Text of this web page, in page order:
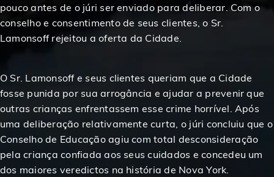
pouco antes de o júri ser enviado para deliberar. Com o
conselho e consentimento de seus clientes, o Sr.
Lamonsoff rejeitou a oferta da Cidade.
O Sr. Lamonsoff e seus clientes queriam que a Cidade
fosse punida por sua arrogância e ajudar a prevenir que
outras crianças enfrentassem esse crime horrível. Após
uma deliberação relativamente curta, o júri concluiu que o
Conselho de Educação agiu com total desconsideração
pela criança confiada aos seus cuidados e concedeu um
dos maiores veredictos na história de Nova York.
$1,700,000
Concedido à vítima de um caso de acidente de
escorregão e queda
$1,750,000 Premiado em um acidente de bicicleta
$1,785,000 Acordo em caso de acidente de elevador